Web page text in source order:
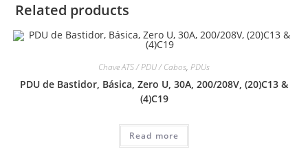
Related products
Chave ATS / PDU / Cabos, PDUs
PDU de Bastidor, Básica, Zero U, 30A, 200/208V, (20)C13 &
(4)C19
Read more